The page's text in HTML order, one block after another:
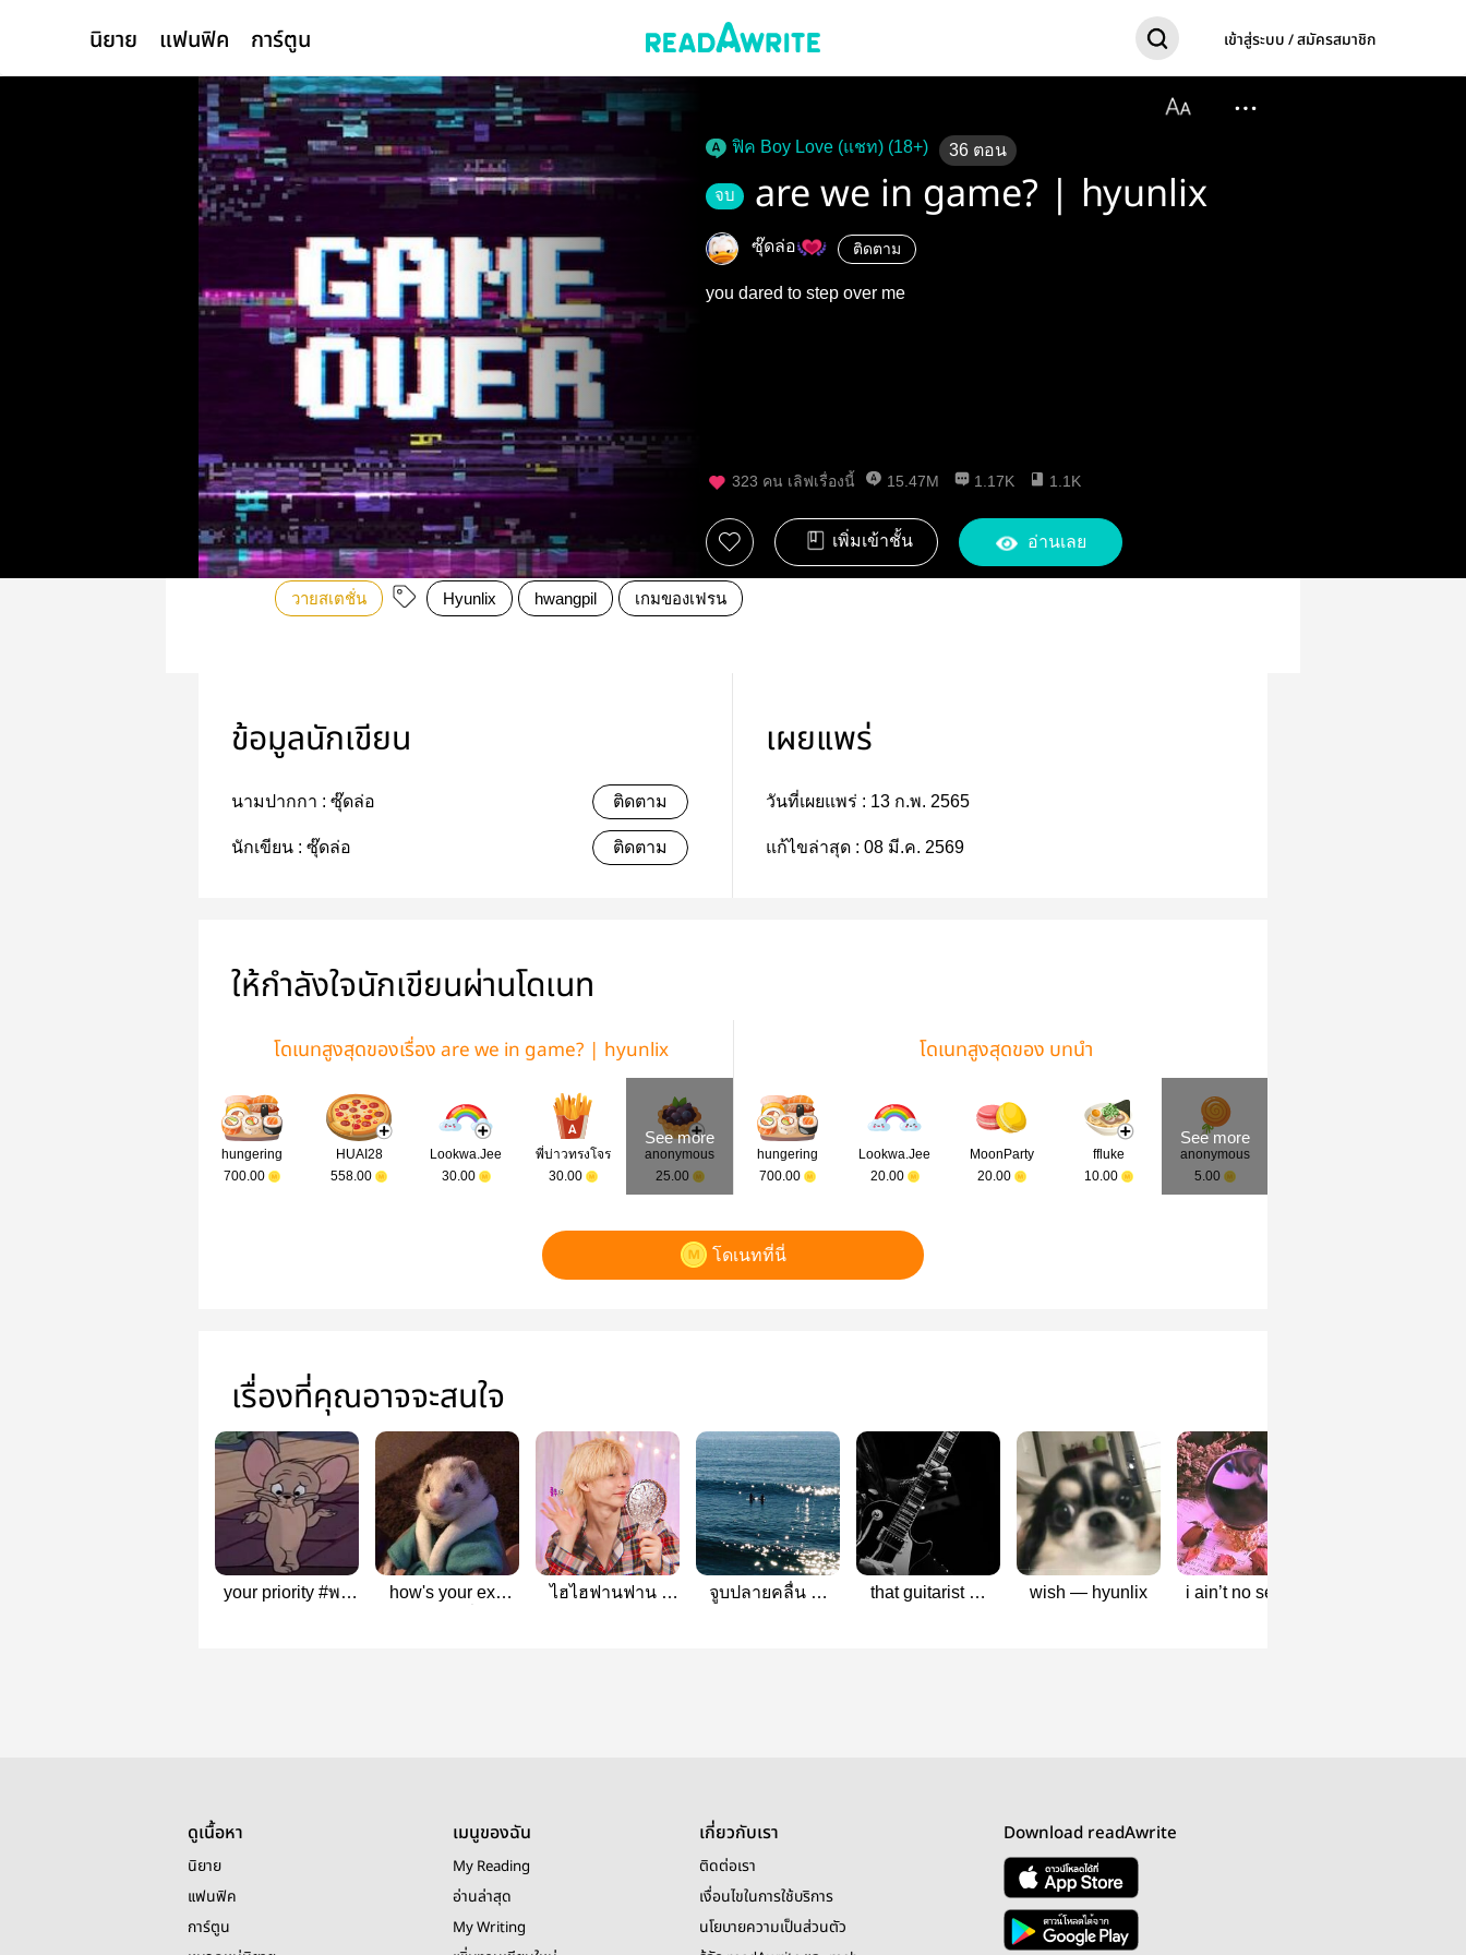
นิยาย แฟนฟิค การ์ตูน เข้าสู่ระบบ / สมัครสมาชิก
ฟิค Boy Love (แชท) (18+) 36 ตอน
จบ are we in game? | hyunlix
ซุ๊ดล่อ ติดตาม
you dared to step over me
323 คน เลิฟเรื่องนี้ 15.47M 1.17K 1.1K
เพิ่มเข้าชั้น อ่านเลย
วายสเตชั่น Hyunlix hwangpil เกมของเฟรน
ข้อมูลนักเขียน
นามปากกา : ซุ๊ดล่อ ติดตาม
นักเขียน : ซุ๊ดล่อ ติดตาม
เผยแพร่
วันที่เผยแพร่ : 13 ก.พ. 2565
แก้ไขล่าสุด : 08 มี.ค. 2569
ให้กำลังใจนักเขียนผ่านโดเนท
โดเนทสูงสุดของเรื่อง are we in game? | hyunlix
hungering
700.00
HUAI28
558.00
Lookwa.Jee
30.00
พี่บ่าวทรงโจร
30.00
See more
anonymous
25.00
โดเนทสูงสุดของ บทนำ
hungering
700.00
Lookwa.Jee
20.00
MoonParty
20.00
ffluke
10.00
See more
anonymous
5.00
โดเนทที่นี่
เรื่องที่คุณอาจจะสนใจ
your priority #พอ
how's your ex?
ไฮไฮฟานฟาน |
จูบปลายคลื่น —
that guitarist —
wish — hyunlix
i ain’t no seer✨ |
ดูเนื้อหา
นิยาย
แฟนฟิค
การ์ตูน
เมนูของฉัน
My Reading
อ่านล่าสุด
My Writing
เกี่ยวกับเรา
ติดต่อเรา
เงื่อนไขในการใช้บริการ
นโยบายความเป็นส่วนตัว
Download readAwrite